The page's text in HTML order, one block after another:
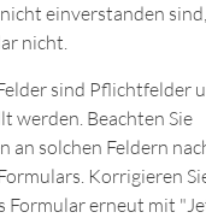
einverstanden
nicht.
sind Pflichtfelder
werden. Beachten Sie
an solchen Feldern
Korrigieren
Formular erneut mit